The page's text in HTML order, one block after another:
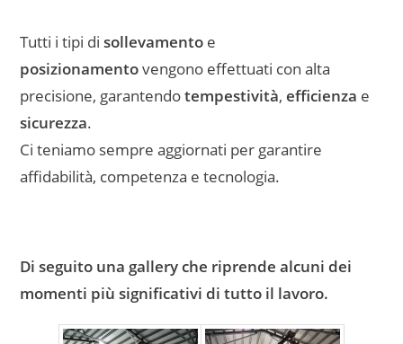
Tutti i tipi disollevamento e
posizionamentovengono effettuati con alta
precisione, garantendotempestività,efficienza e
sicurezza.
Ci teniamo sempre aggiornati per garantire
affidabilità, competenza e tecnologia.
Di seguito una gallery che riprende alcuni dei
momenti più significativi di tutto il lavoro.